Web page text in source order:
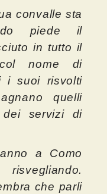
convalle sta
piede il
in tutto il
nome di
i suoi risvolti
quelli
servizi di
a Como
che parli